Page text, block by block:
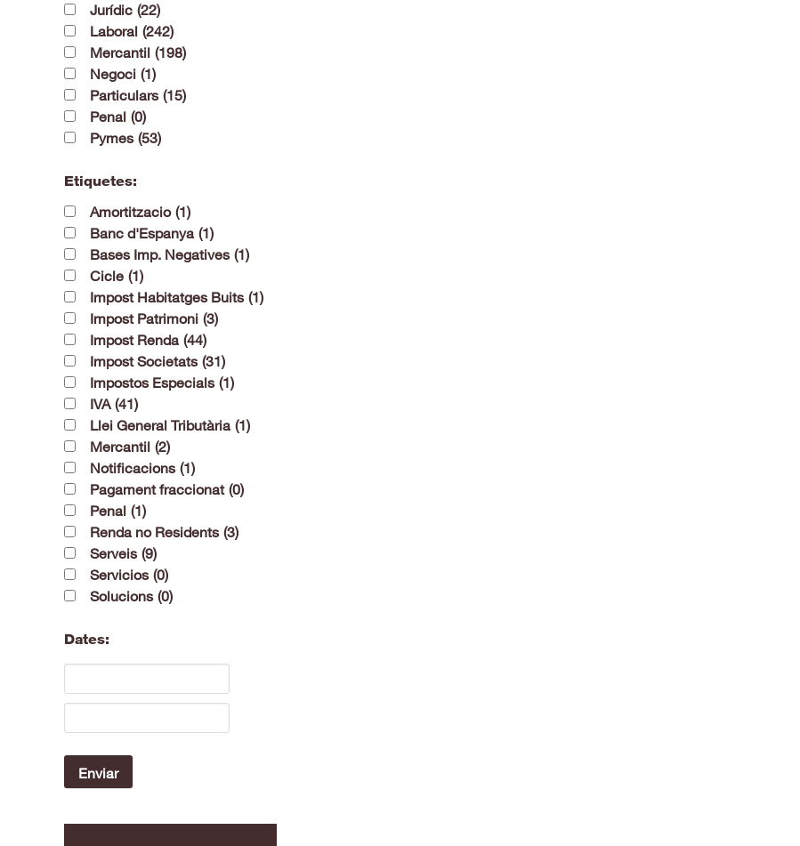
Jurídic (22)
Laboral (242)
Mercantil (198)
Negoci (1)
Particulars (15)
Penal (0)
Pymes (53)
Etiquetes:
Amortitzacio (1)
Banc d'Espanya (1)
Bases Imp. Negatives (1)
Cicle (1)
Impost Habitatges Buits (1)
Impost Patrimoni (3)
Impost Renda (44)
Impost Societats (31)
Impostos Especials (1)
IVA (41)
Llei General Tributària (1)
Mercantil (2)
Notificacions (1)
Pagament fraccionat (0)
Penal (1)
Renda no Residents (3)
Serveis (9)
Servicios (0)
Solucions (0)
Dates: